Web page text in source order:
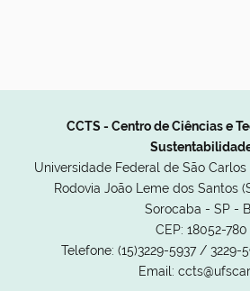
CCTS - Centro de Ciências e
Universidade Federal de São
Rodovia João Leme dos Santos
Sorocaba - SP -
CEP: 18052-780
Telefone: (15)3229-5937 / 3229-
Email: